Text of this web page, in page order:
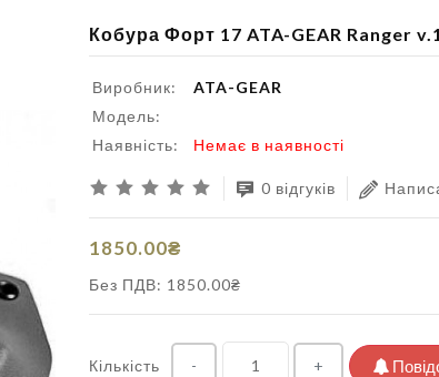
Кобура Форт 17 ATA-GEAR Ranger
Виробник:
ATA-GEAR
Модель:
Наявність:
Немає в наявності
0 відгуків
1850.00₴
Без ПДВ: 1850.00₴
Кількість - +